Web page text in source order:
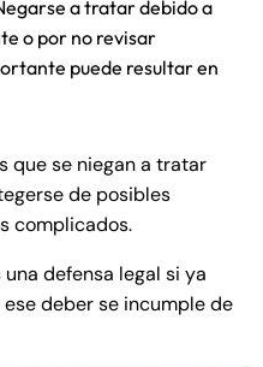
a tratar debido a
o por no revisar
puede resultar en
que se niegan a tratar
de posibles
complicados.
defensa legal si ya
deber se incumple de